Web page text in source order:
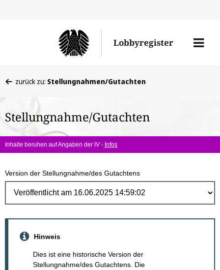
Lobbyregister
Menü
befinden
hier:
zurück zu: Stellungnahmen/Gutachten
Stellungnahme/Gutachten
Inhalte beruhen auf Angaben der IV - Infos
Version der Stellungnahme/des Gutachtens
Hinweis
Dies ist eine historische Version der
Stellungnahme/des Gutachtens. Die